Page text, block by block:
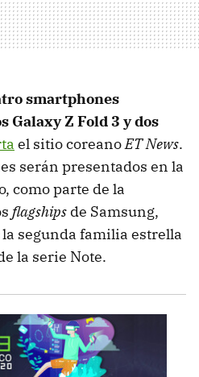
smartphones
Galaxy Z Fold 3 y dos
el sitio coreanoET News.
serán presentados en la
como parte de la
flagships de Samsung,
segunda familia estrella
la serie Note.